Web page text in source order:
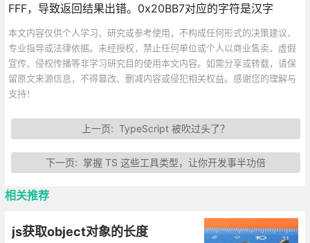
FFF，导致返回结果出错。0x20BB7对应的字符是汉字
本文内容仅供个人学习、研究或参考使用，不构成任何形式的决策建议、
专业指导或法律依据。未经授权，禁止任何单位或个人以商业售卖、虚假
宣传、侵权传播等非学习研究目的使用本文内容。如需分享或转载，请保
留原文来源信息，不得篡改、删减内容或侵犯相关权益。感谢您的理解与
支持！
上一页: TypeScript 被吹过头了？
下一页: 掌握 TS 这些工具类型，让你开发事半功倍
相关推荐
js获取object对象的长度